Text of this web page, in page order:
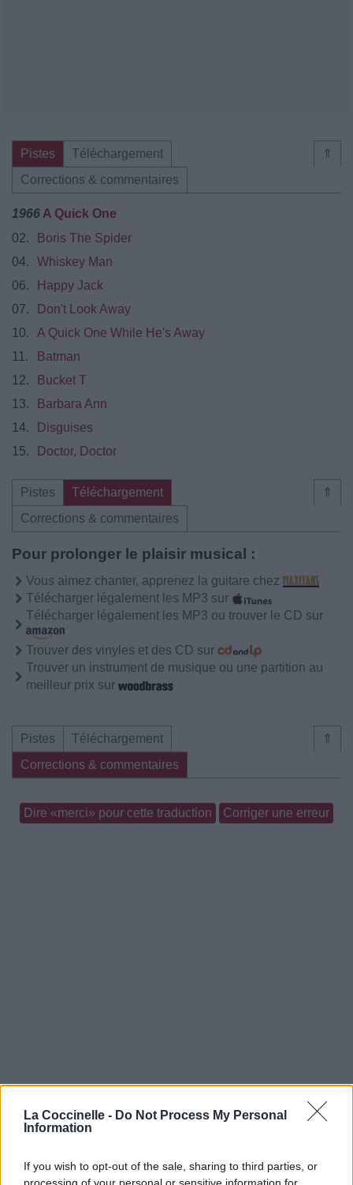
La Coccinelle - Do Not Process My Personal
Information
If you wish to opt-out of the sale, sharing to third parties, or
processing of your personal or sensitive information for
⇑
Pistes
Téléchargement
Corrections & commentaires
1966 A Quick One
02.
Boris The Spider
04.
Whiskey Man
06.
Happy Jack
07.
Don't Look Away
10.
A Quick One While He's Away
11.
Batman
12.
Bucket T
13.
Barbara Ann
14.
Disguises
15.
Doctor, Doctor
⇑
Pistes
Téléchargement
Corrections & commentaires
Pour prolonger le plaisir musical :
Vous aimez chanter, apprenez la guitare chez
Télécharger légalement les MP3 sur
Télécharger légalement les MP3 ou trouver le CD sur
Trouver des vinyles et des CD sur
Trouver un instrument de musique ou une partition au
meilleur prix sur
⇑
Pistes
Téléchargement
Corrections & commentaires
Dire «merci» pour cette traduction Corriger une erreur